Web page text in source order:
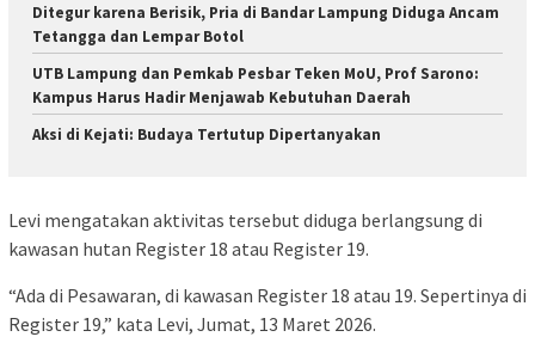
Ditegur karena Berisik, Pria di Bandar Lampung Diduga Ancam
Tetangga dan Lempar Botol
UTB Lampung dan Pemkab Pesbar Teken MoU, Prof Sarono:
Kampus Harus Hadir Menjawab Kebutuhan Daerah
Aksi di Kejati: Budaya Tertutup Dipertanyakan
Levi mengatakan aktivitas tersebut diduga berlangsung di
kawasan hutan Register 18 atau Register 19.
“Ada di Pesawaran, di kawasan Register 18 atau 19. Sepertinya di
Register 19,” kata Levi, Jumat, 13 Maret 2026.